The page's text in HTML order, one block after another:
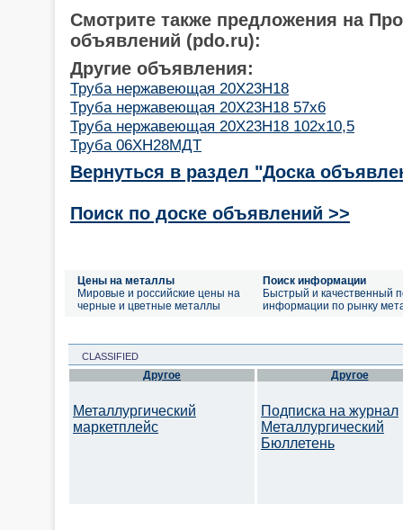
Смотрите также предложения на
объявлений (pdo.ru):
Другие объявления:
Труба нержавеющая 20Х23Н18
Труба нержавеющая 20Х23Н18 57х6
Труба нержавеющая 20Х23Н18 102х10,5
Труба 06ХН28МДТ
Вернуться в раздел "Доска
Поиск по доске объявлений >>
Цены на металлы
Мировые и российские цены на
черные и цветные металлы
Поиск информации
Быстрый и качественный
информации по рынку
CLASSIFIED
Другое
Металлургический
маркетплейс
Другое
Подписка на журнал
Металлургический
Бюллетень